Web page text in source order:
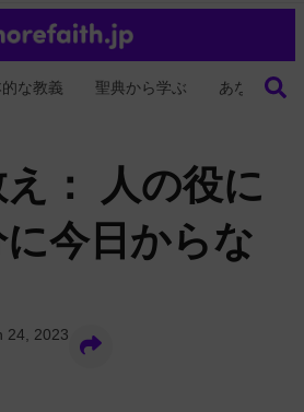
な教義 聖典から学ぶ あなたの生
： 人の役に
今日からな
24, 2023